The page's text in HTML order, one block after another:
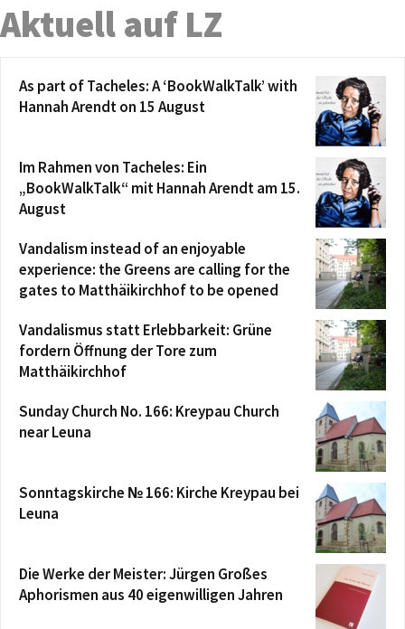
Aktuell auf LZ
As part of Tacheles: A ‘BookWalkTalk’ with
Hannah Arendt on 15 August
Im Rahmen von Tacheles: Ein
„BookWalkTalk“ mit Hannah Arendt am 15.
August
Vandalism instead of an enjoyable
experience: the Greens are calling for the
gates to Matthäikirchhof to be opened
Vandalismus statt Erlebbarkeit: Grüne
fordern Öffnung der Tore zum
Matthäikirchhof
Sunday Church No. 166: Kreypau Church
near Leuna
Sonntagskirche № 166: Kirche Kreypau bei
Leuna
Die Werke der Meister: Jürgen Großes
Aphorismen aus 40 eigenwilligen Jahren